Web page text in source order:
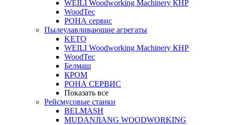
WEILI Woodworking Machinery КНР
WoodTec
РОНА сервис
Пылеулавливающие агрегаты
KETO
WEILI Woodworking Machinery КНР
WoodTec
Белмаш
КРОМ
РОНА СЕРВИС
Показать все
Рейсмусовые станки
BELMASH
MUDANJIANG WOODWORKING